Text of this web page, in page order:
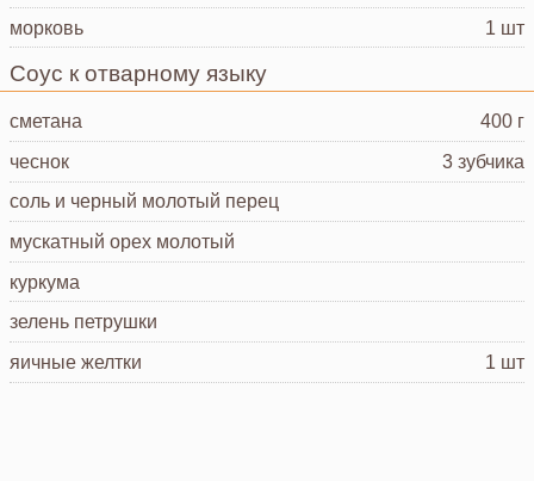
морковь
1 шт
Соус к отварному языку
сметана
400 г
чеснок
3 зубчика
соль и черный молотый перец
мускатный орех молотый
куркума
зелень петрушки
яичные желтки
1 шт